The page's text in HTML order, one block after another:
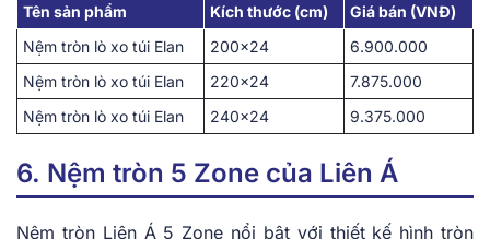
Tên sản phẩm Kích thước (cm)
Giá bán (VNĐ)
Nệm tròn lò xo túi Elan
200×24
6.900.000
Nệm tròn lò xo túi Elan
220×24
7.875.000
Nệm tròn lò xo túi Elan
240×24 9.375.000
6. Nệm tròn 5 Zone của Liên Á
Nệm tròn L͏i͏ên͏ Á 5 Zone nổi͏ bật ͏với thiết kế hình tròn